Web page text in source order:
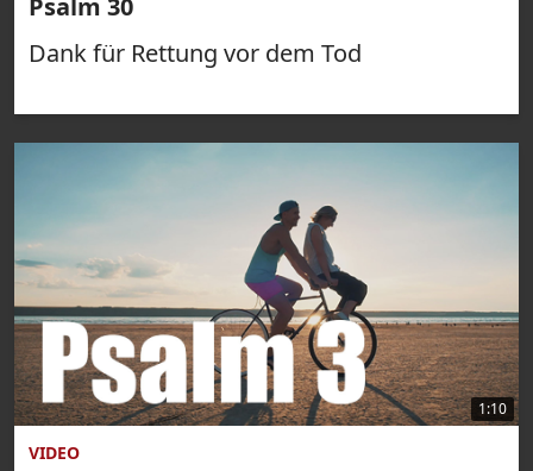
Dank für Rettung vor dem Tod
1:10
VIDEO